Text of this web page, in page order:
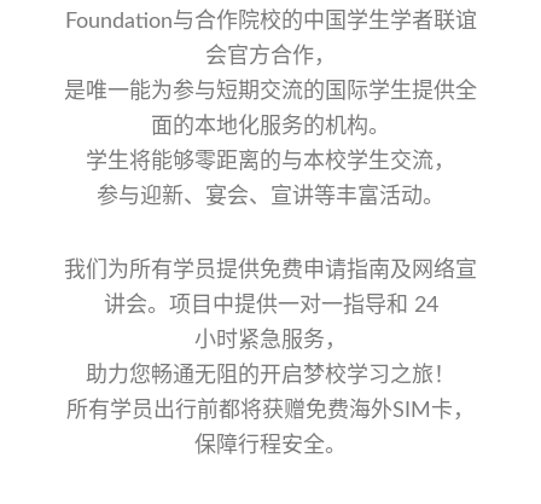
Foundation与合作院校的中国学生学者联谊
会官方合作，
是唯一能为参与短期交流的国际学生提供全
面的本地化服务的机构。
学生将能够零距离的与本校学生交流，
参与迎新、宴会、宣讲等丰富活动。
我们为所有学员提供免费申请指南及网络宣
讲会。项目中提供一对一指导和 24
小时紧急服务，
助力您畅通无阻的开启梦校学习之旅！
所有学员出行前都将获赠免费海外SIM卡，
保障行程安全。